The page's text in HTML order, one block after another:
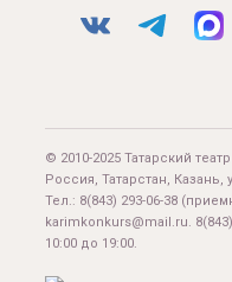
© 2010-2025 Татарский
Россия, Татарстан, Казань,
Тел.: 8(843) 293-06-38
karimkonkurs@mail.ru.
10:00 до 19:00.